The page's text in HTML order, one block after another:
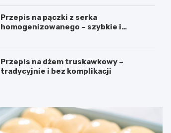
Przepis na pączki z serka
homogenizowanego – szybkie i
Przepis na dżem truskawkowy –
tradycyjnie i bez komplikacji